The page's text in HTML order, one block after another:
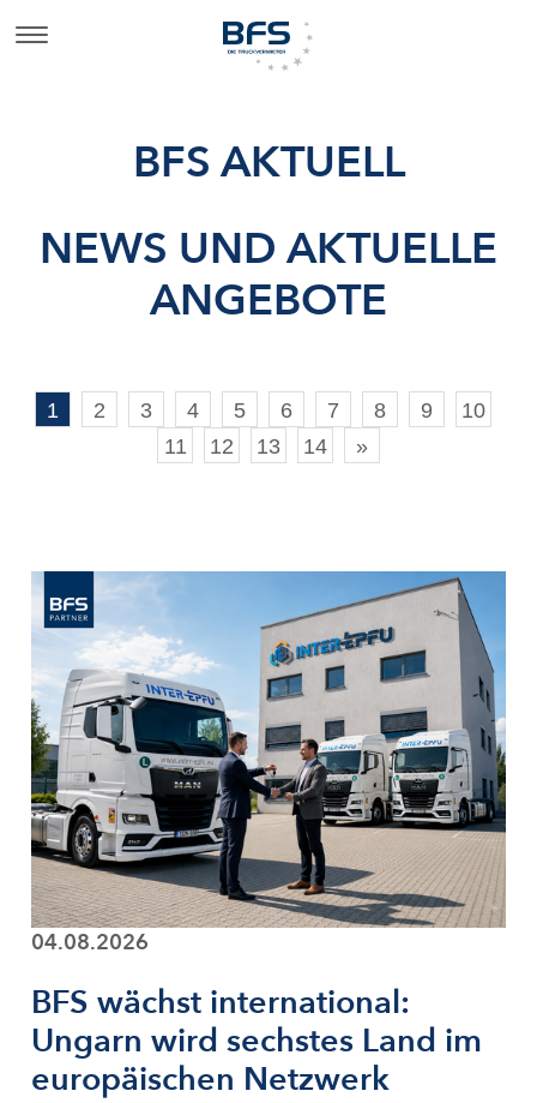
BFS AKTUELL
NEWS UND AKTUELLE
ANGEBOTE
1 2 3 4 5 6 7 8 9
10
11
12 13 14 »
04.08.2026
BFS wächst international:
Ungarn wird sechstes Land im
europäischen Netzwerk